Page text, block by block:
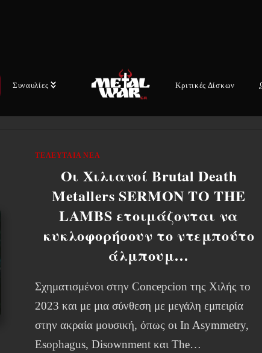
Συναυλίες Κριτικές Δίσκων
underground σκηνή του ακραίου ήχου με το…
ΤΕΛΕΥΤΑΊΑ ΝΈΑ
Οι Χιλιανοί Brutal Death
Metallers SERMON TO THE
LAMBS ετοιμάζονται να
κυκλοφορήσουν το ντεμπούτο
άλμπουμ…
Σχηματισμένοι στην Concepcion της Χιλής το
2023 και με μια σύνθεση με μεγάλη εμπειρία
στην ακραία μουσική, όπως οι In Asymmetry,
Esophagus, Disownment και The…